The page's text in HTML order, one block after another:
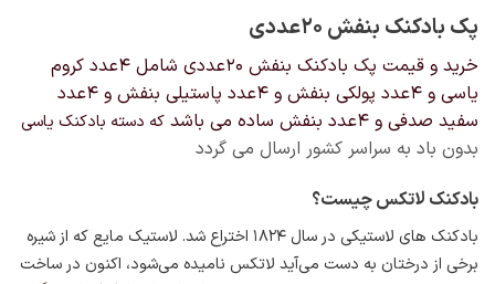
پک بادکنک بنفش 20عددی
خرید و قیمت پک بادکنک بنفش 20عددی شامل 4عدد کروم
یاسی و 4عدد پولکی بنفش و 4عدد پاستیلی بنفش و 4عدد
سفید صدفی و 4عدد بنفش ساده می باشد
که دسته بادکنک یاسی
بدون باد به سراسر کشور ارسال می گردد
بادکنک لاتکس چیست؟
بادکنک های لاستیکی در سال ۱۸۲۴
اختراع شد. لاستیک مایع که از شیره
برخی از درختان به دست می‌آید لاتکس نامیده می‌شود، اکنون در ساخت